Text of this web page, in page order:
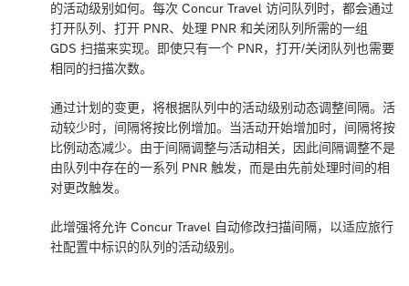
的活动级别如何。每次 Concur Travel 访问队列时，都会通过
打开队列、打开 PNR、处理 PNR 和关闭队列所需的一组
GDS 扫描来实现。即使只有一个 PNR，打开/关闭队列也需要
相同的扫描次数。
通过计划的变更，将根据队列中的活动级别动态调整间隔。活
动较少时，间隔将按比例增加。当活动开始增加时，间隔将按
比例动态减少。由于间隔调整与活动相关，因此间隔调整不是
由队列中存在的一系列 PNR 触发，而是由先前处理时间的相
对更改触发。
此增强将允许 Concur Travel 自动修改扫描间隔，以适应旅行
社配置中标识的队列的活动级别。